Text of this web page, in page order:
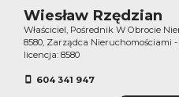
Wiesław Rzędzian
Właściciel, Pośrednik W Obrocie
8580, Zarządca Nieruchomościami
licencja: 8580
604 341 947